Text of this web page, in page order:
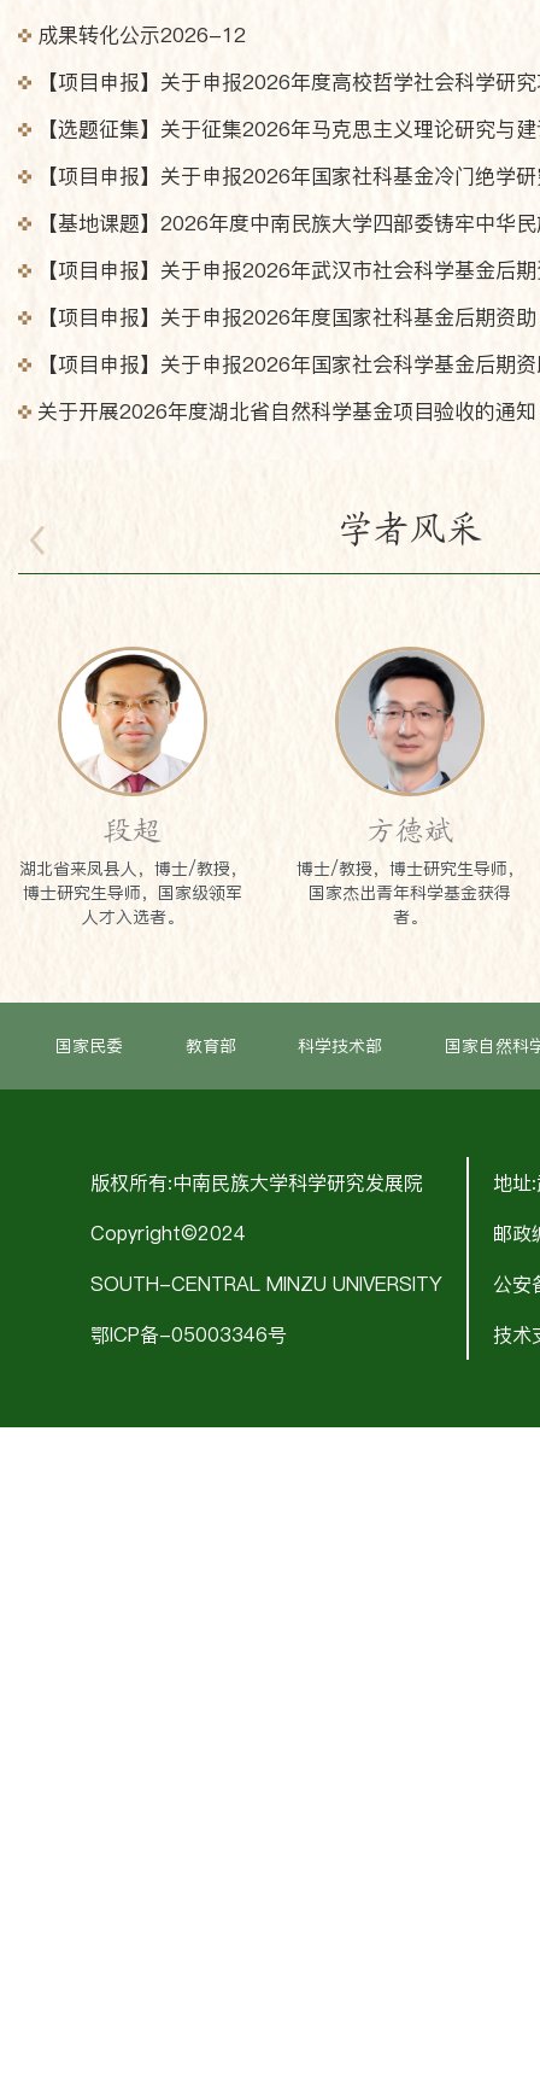
成果转化公示2026-12
关于开展2026年度湖北省自然科学基金项目验收的通知
学者风采
段超
湖北省来凤县人，博士/教授，
博士研究生导师，国家级领军
人才入选者。
方德斌
博士/教授，博士研究生导师，
国家杰出青年科学基金获得
者。
国家民委 教育部 科学技术部 国家自然科
版权所有:中南民族大学科学研究发展院
Copyright©2024
SOUTH-CENTRAL MINZU UNIVERSITY
鄂ICP备-05003346号
地址
邮政
公
技术